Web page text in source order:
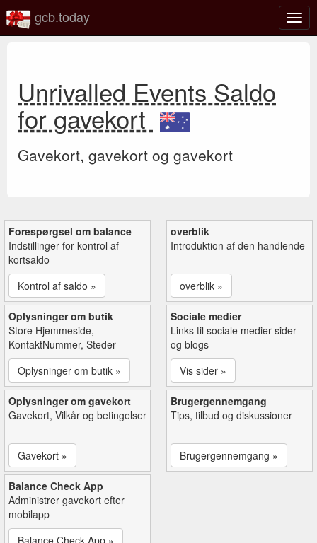
Slå
gcb.today
Unrivalled Events Saldo
for gavekort
Gavekort, gavekort og gavekort
Forespørgsel om balance
Indstillinger for kontrol af
kortsaldo
Kontrol af saldo »
overblik
Introduktion af den handlende
overblik »
Oplysninger om butik
Store Hjemmeside,
KontaktNummer, Steder
Oplysninger om butik »
Sociale medier
Links til sociale medier sider
og blogs
Vis sider »
Oplysninger om gavekort
Gavekort, Vilkår og betingelser
Gavekort »
Brugergennemgang
Tips, tilbud og diskussioner
Brugergennemgang »
Balance Check App
Administrer gavekort efter
mobilapp
Balance Check App »